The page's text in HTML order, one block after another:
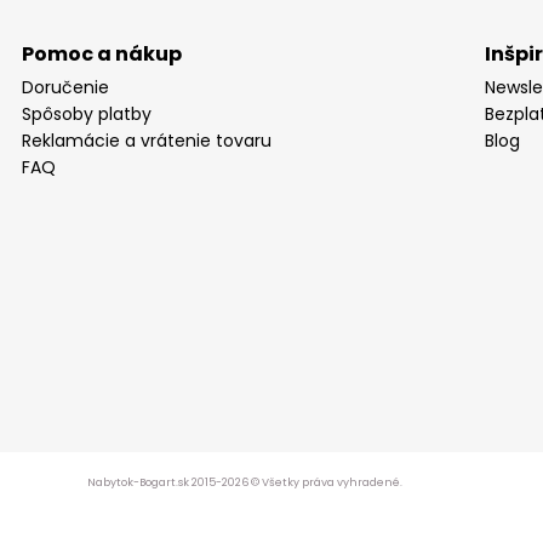
Pomoc a nákup
Doručenie
Spôsoby platby
Reklamácie a vrátenie tovaru
FAQ
Blog
Nabytok-Bogart.sk 2015-2026 © Všetky práva vyhradené.